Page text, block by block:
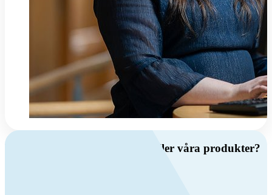
Har du frågor om ventilation eller våra produkter?